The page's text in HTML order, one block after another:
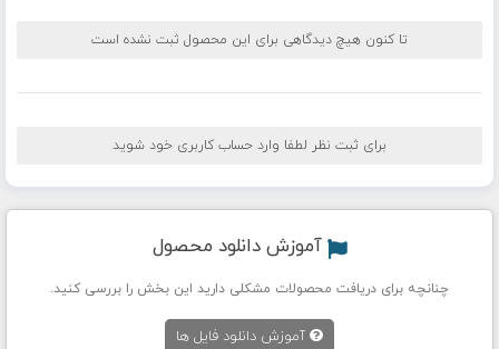
تا کنون هیچ دیدگاهی برای این محصول ثبت نشده است
برای ثبت نظر لطفا وارد حساب کاربری خود شوید
آموزش دانلود محصول
چنانچه برای دریافت محصولات مشکلی دارید این بخش را بررسی کنید.
آموزش دانلود فایل ها